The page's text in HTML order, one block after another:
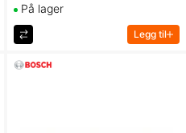
På lager
Legg til